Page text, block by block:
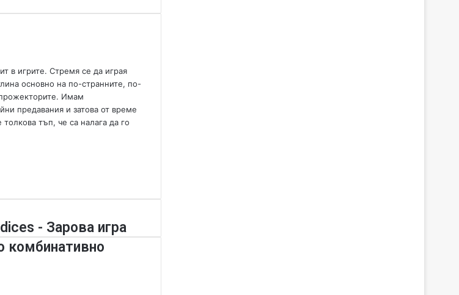
в игрите. Стремя се да играя
основно на по-странните, по-
прожекторите. Имам
предавания и затова от време
тъп, че са налага да го
- Зарова игра
комбинативно